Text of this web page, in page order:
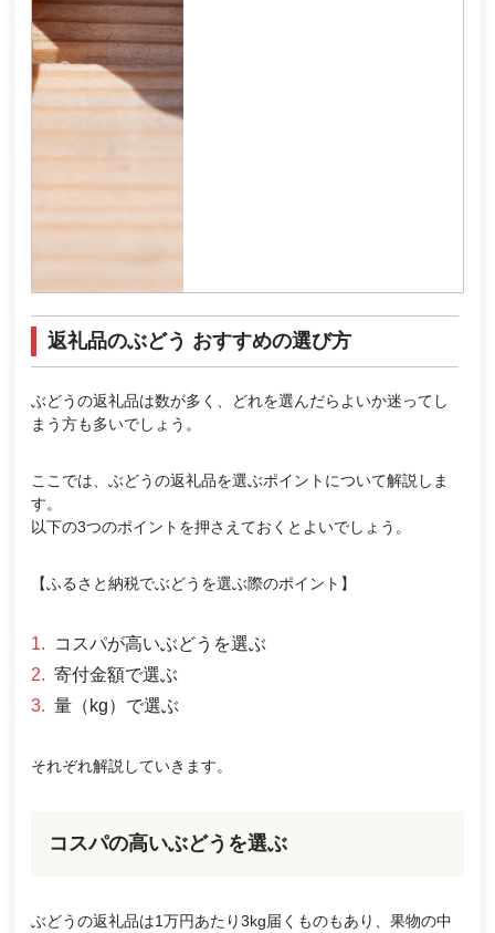
返礼品のぶどう おすすめの選び方
ぶどうの返礼品は数が多く、どれを選んだらよいか迷ってし
まう方も多いでしょう。
ここでは、ぶどうの返礼品を選ぶポイントについて解説しま
す。
以下の3つのポイントを押さえておくとよいでしょう。
【ふるさと納税でぶどうを選ぶ際のポイント】
コスパが高いぶどうを選ぶ
寄付金額で選ぶ
量（kg）で選ぶ
それぞれ解説していきます。
コスパの高いぶどうを選ぶ
ぶどうの返礼品は1万円あたり3kg届くものもあり、果物の中